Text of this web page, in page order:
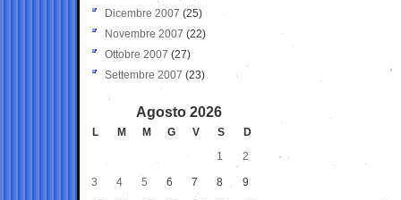
Dicembre 2007 (25)
Novembre 2007 (22)
Ottobre 2007 (27)
Settembre 2007 (23)
Agosto 2026
L M M G V S
D
1
2
3 4 5 6 7 8 9